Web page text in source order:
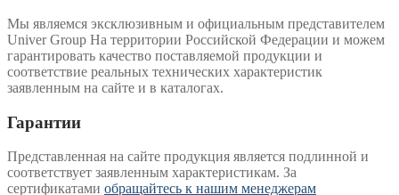
Мы являемся эксклюзивным и официальным представителем
Univer Group На территории Российской Федерации и можем
гарантировать качество поставляемой продукции и
соответствие реальных технических характеристик
заявленным на сайте и в каталогах.
Гарантии
Представленная на сайте продукция является подлинной и
соответствует заявленным характеристикам. За
сертификатами обращайтесь к нашим менеджерам